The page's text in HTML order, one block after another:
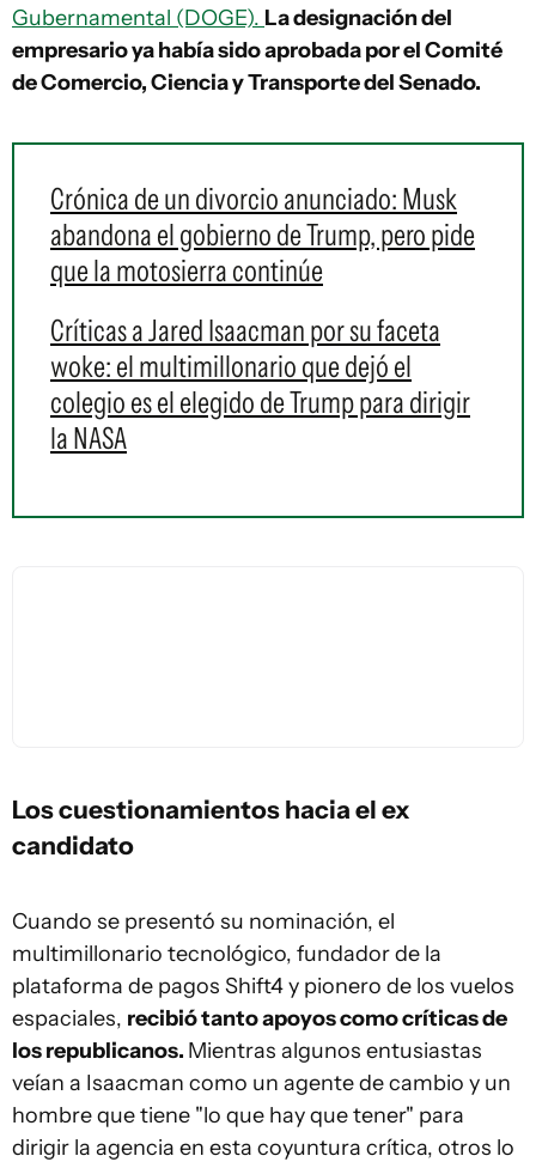
Gubernamental (DOGE). La designación del
empresario ya había sido aprobada por el Comité
de Comercio, Ciencia y Transporte del Senado.
Crónica de un divorcio anunciado: Musk
abandona el gobierno de Trump, pero pide
que la motosierra continúe
Críticas a Jared Isaacman por su faceta
woke: el multimillonario que dejó el
colegio es el elegido de Trump para dirigir
la NASA
Los cuestionamientos hacia el ex
candidato
Cuando se presentó su nominación, el
multimillonario tecnológico, fundador de la
plataforma de pagos Shift4 y pionero de los vuelos
espaciales, recibió tanto apoyos como críticas de
los republicanos. Mientras algunos entusiastas
veían a Isaacman como un agente de cambio y un
hombre que tiene "lo que hay que tener" para
dirigir la agencia en esta coyuntura crítica, otros lo